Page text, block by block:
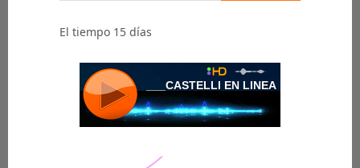
El tiempo 15 días